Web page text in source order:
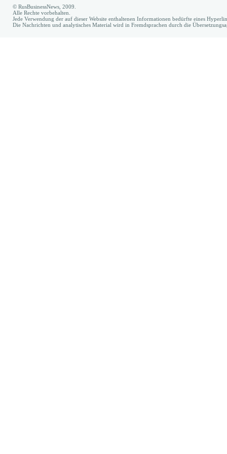
© RusBusinessNews, 2009.
Alle Rechte vorbehalten.
Jede Verwendung der auf dieser Website enthaltenen Informationen bedürfte eines
Die Nachrichten und analytisches Material wird in Fremdsprachen durch die